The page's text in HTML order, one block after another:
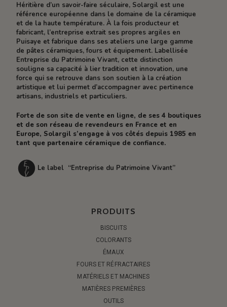
Héritière d’un savoir-faire séculaire, Solargil est une
référence européenne dans le domaine de la céramique
et de la haute température. À la fois producteur et
fabricant, l’entreprise extrait ses propres argiles en
Puisaye et fabrique dans ses ateliers une large gamme
de pâtes céramiques, fours et équipement. Labellisée
Entreprise du Patrimoine Vivant, cette distinction
souligne sa capacité à lier tradition et innovation, une
force qui se retrouve dans son soutien à la création
artistique et lui permet d’accompagner avec pertinence
artisans, industriels et particuliers.
Forte de son site de vente en ligne, de ses 4 boutiques
et de son réseau de revendeurs en France et en
Europe, Solargil s’engage à vos côtés depuis 1985 en
tant que partenaire céramique de confiance.
Le label “Entreprise du Patrimoine Vivant”
PRODUITS
BISCUITS
COLORANTS
ÉMAUX
FOURS ET RÉFRACTAIRES
MATÉRIELS ET MACHINES
MATIÈRES PREMIÈRES
OUTILS